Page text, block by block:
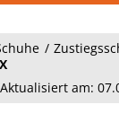
am: